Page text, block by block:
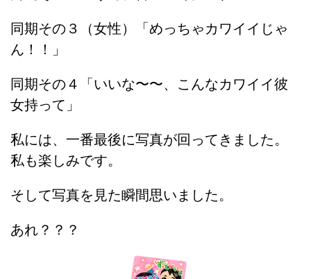
同期その３（女性）「めっちゃカワイイじゃ
ん！！」
同期その４「いいな〜〜、こんなカワイイ彼
女持って」
私には、一番最後に写真が回ってきました。
私も楽しみです。
そして写真を見た瞬間思いました。
あれ？？？